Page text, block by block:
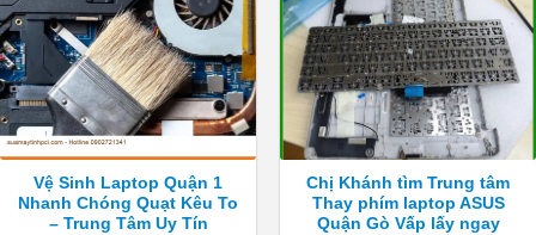
Vệ Sinh Laptop Quận 1
Nhanh Chóng Quạt Kêu To
– Trung Tâm Uy Tín
Chị Khánh tìm Trung tâm
Thay phím laptop ASUS
Quận Gò Vấp lấy ngay